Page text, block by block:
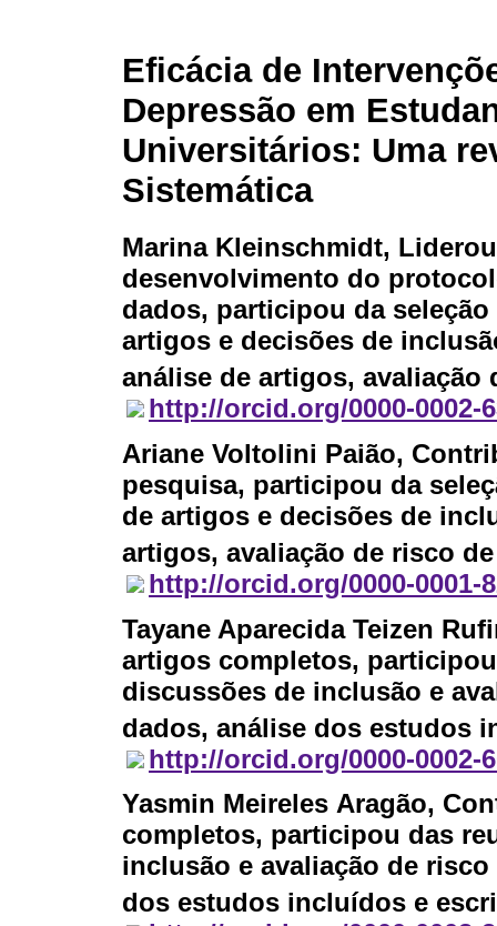
Eficácia de
Depressão em
Universitários: Uma
Sistemática
Marina Kleinschmidt,
desenvolvimento do
dados, participou da
artigos e decisões de
análise de artigos,
http://orcid.org/0000-0002-
Ariane Voltolini Paião,
pesquisa, participou da
de artigos e decisões de
artigos, avaliação de risco
http://orcid.org/0000-0001-
Tayane Aparecida Teizen
artigos completos,
discussões de inclusão e
dados, análise dos estudos
http://orcid.org/0000-0002-
Yasmin Meireles Aragão,
completos, participou das
inclusão e avaliação de
dos estudos incluídos e